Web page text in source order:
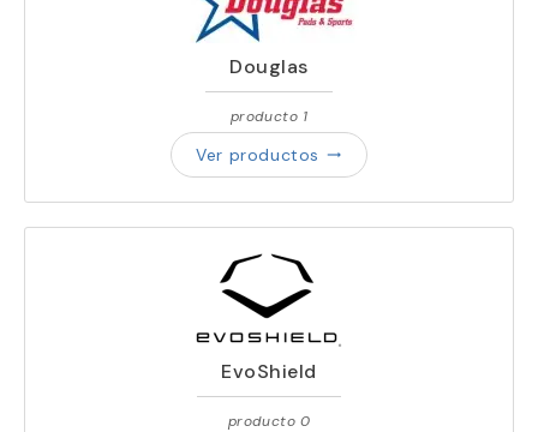
Douglas
producto 1
Ver productos trending_flat
EvoShield
producto 0